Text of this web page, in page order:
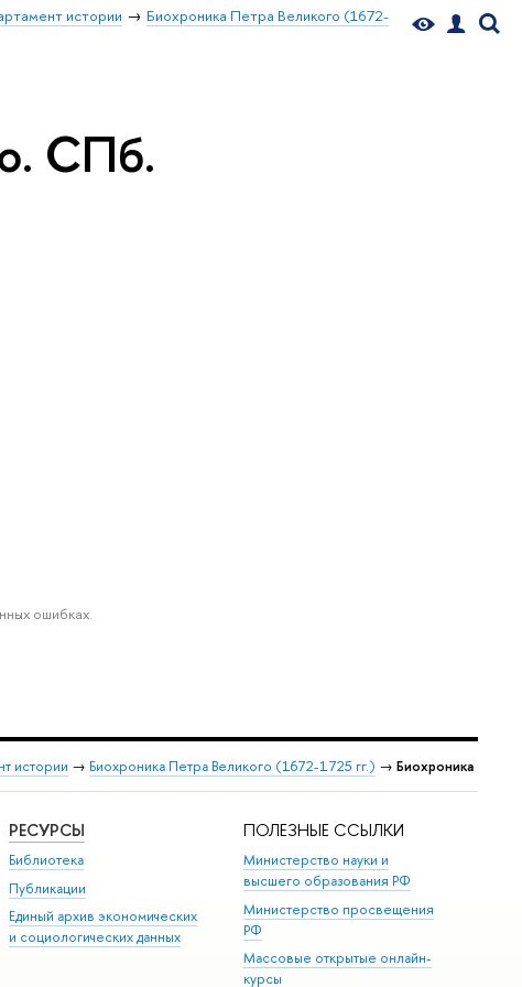
истории
Биохроника Петра Великого (1672-
СПб.
ошибках.
истории → Биохроника Петра Великого (1672-1725 гг.) → Биохроника
РЕСУРСЫ
Библиотека
Публикации
Единый архив экономических
и социологических данных
ПОЛЕЗНЫЕ ССЫЛКИ
Министерство науки и
высшего образования РФ
Министерство просвещения
РФ
Массовые открытые онлайн-
курсы